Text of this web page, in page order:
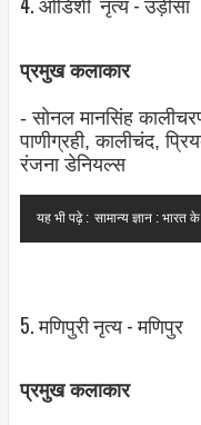
प्रमुख कलाकार
- सोनल मानसिंह
पाणीग्रही, कालीचंद,
रंजना डेनियल्स
यह भी पढ़े : सामान्य ज्ञान : भारत
5. मणिपुरी नृत्‍य - मणिपुर
प्रमुख कलाकार